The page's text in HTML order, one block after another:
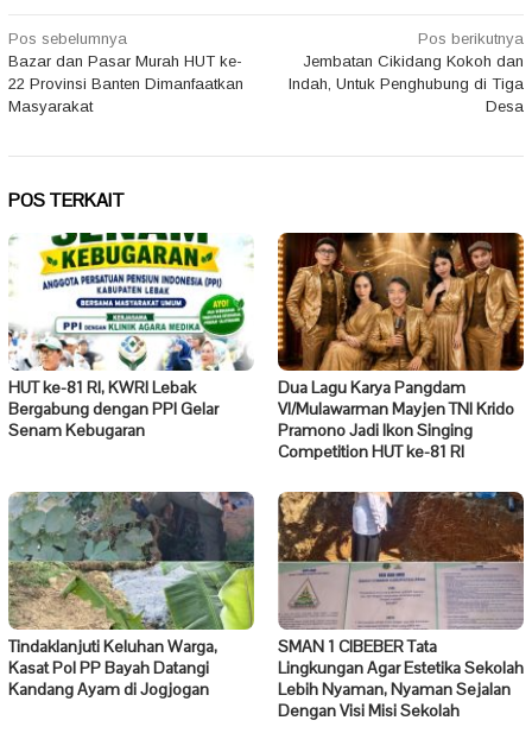
Navigasi
pos
Pos sebelumnya
Bazar dan Pasar Murah HUT ke-
22 Provinsi Banten Dimanfaatkan
Masyarakat
Pos berikutnya
Jembatan Cikidang Kokoh dan
Indah, Untuk Penghubung di Tiga
Desa
POS TERKAIT
HUT ke-81 RI, KWRI Lebak
Bergabung dengan PPI Gelar
Senam Kebugaran
Dua Lagu Karya Pangdam
VI/Mulawarman Mayjen TNI Krido
Pramono Jadi Ikon Singing
Competition HUT ke-81 RI
Tindaklanjuti Keluhan Warga,
Kasat Pol PP Bayah Datangi
Kandang Ayam di Jogjogan
SMAN 1 CIBEBER Tata
Lingkungan Agar Estetika Sekolah
Lebih Nyaman, Nyaman Sejalan
Dengan Visi Misi Sekolah